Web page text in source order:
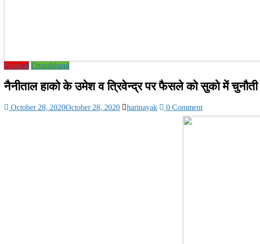
Political Uttarakhand
नैनीताल हाको के उमेश व त्रिवेन्द्र पर फैसले को सुको में चुनौती
October 28, 2020October 28, 2020 harinayak 0 Comment